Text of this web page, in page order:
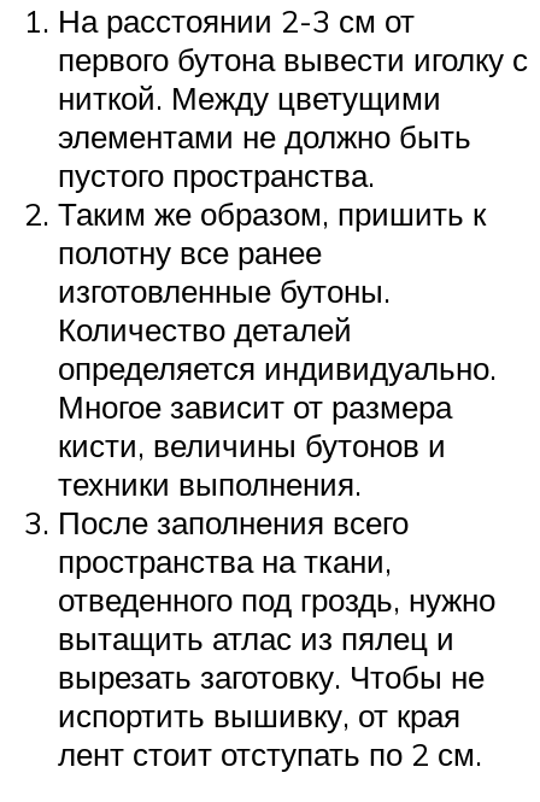
На расстоянии 2-3 см от
первого бутона вывести иголку с
ниткой. Между цветущими
элементами не должно быть
пустого пространства.
Таким же образом, пришить к
полотну все ранее
изготовленные бутоны.
Количество деталей
определяется индивидуально.
Многое зависит от размера
кисти, величины бутонов и
техники выполнения.
После заполнения всего
пространства на ткани,
отведенного под гроздь, нужно
вытащить атлас из пялец и
вырезать заготовку. Чтобы не
испортить вышивку, от края
лент стоит отступать по 2 см.